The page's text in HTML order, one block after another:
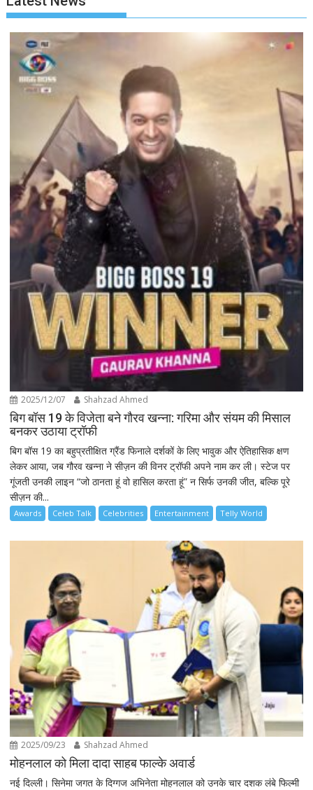
2025/12/07 Shahzad Ahmed
बिग बॉस 19 के विजेता बने गौरव खन्ना: गरिमा और संयम की मिसाल
बनकर उठाया ट्रॉफी
बिग बॉस 19 का बहुप्रतीक्षित ग्रैंड फिनाले दर्शकों के लिए भावुक और ऐतिहासिक क्षण
लेकर आया, जब गौरव खन्ना ने सीज़न की विनर ट्रॉफी अपने नाम कर ली। स्टेज पर
गूंजती उनकी लाइन “जो ठानता हूं वो हासिल करता हूं” न सिर्फ उनकी जीत, बल्कि पूरे
सीज़न की...
Awards Celeb Talk Celebrities Entertainment Telly World
2025/09/23 Shahzad Ahmed
मोहनलाल को मिला दादा साहब फाल्के अवार्ड
नई दिल्ली। सिनेमा जगत के दिग्गज अभिनेता मोहनलाल को उनके चार दशक लंबे फिल्मी